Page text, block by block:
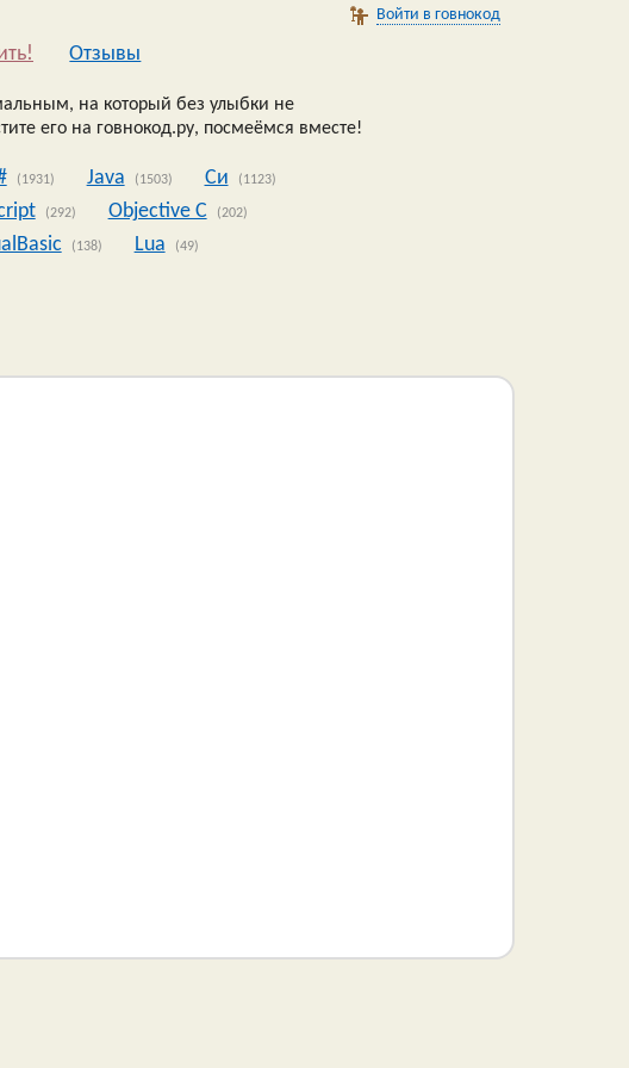
Войти в говнокод
Oтзывы
на который без улыбки не
его на говнокод.ру, посмеёмся вместе!
(1931) Java (1503) Си (1123)
(292) Objective C (202)
(138) Lua (49)